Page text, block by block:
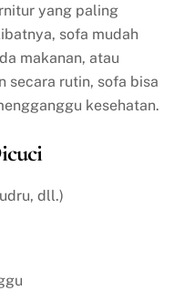
yang paling
sofa mudah
makanan, atau
secara rutin, sofa bisa
kesehatan.
dll.)